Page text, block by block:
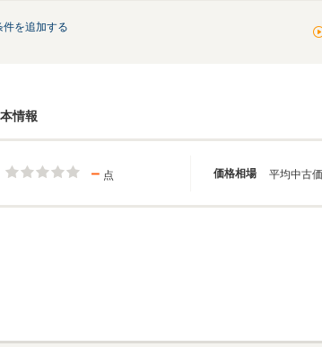
を追加する
情報
価格相場
－ 点 平均中古価